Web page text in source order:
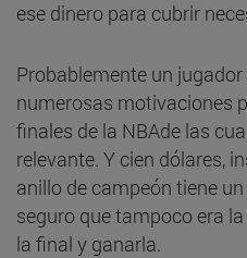
ese dinero para cubrir
Probablemente un
numerosas motivaciones
finales de la NBAde las
relevante. Y cien dólares,
anillo de campeón tiene
seguro que tampoco era
la final y ganarla.